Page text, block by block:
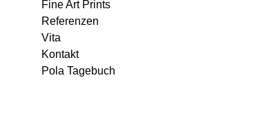
Fine Art Prints
Referenzen
Vita
Kontakt
Pola Tagebuch